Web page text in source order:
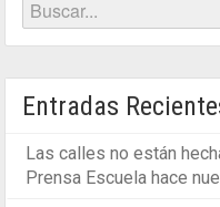
Entradas
Las calles no están
Prensa Escuela hace